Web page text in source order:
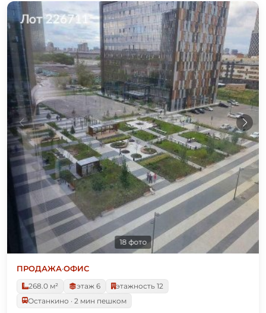
18 фото
ПРОДАЖА·ОФИС
268.0 м²
этаж 6
этажность 12
Останкино · 2 мин пешком